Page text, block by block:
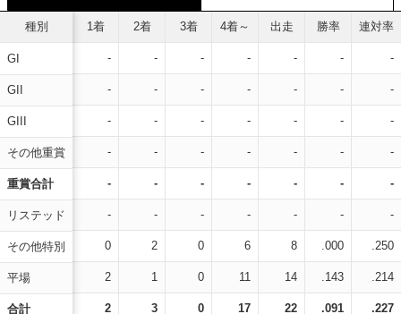
種別
GI
GII
GIII
その他重賞
重賞合計
リステッド
その他特別
平場
合計
1着 2着 3着 4着～ 出走 勝率 連対率
- - - - - - -
- - - - - - -
- - - - - - -
- - - - - - -
- - - - - - -
- - - - - - -
0 2 0 6 8 .000 .250
2 1 0 11 14 .143 .214
2 3 0 17 22 .091 .227